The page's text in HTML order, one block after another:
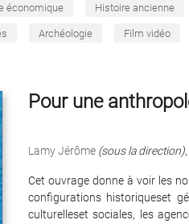
économique Histoire ancienne
Archéologie Film vidéo
Pour une
Lamy Jérôme (sous la direction),
Cet ouvrage donne à voir les
configurations historiqueset
culturelleset sociales, les